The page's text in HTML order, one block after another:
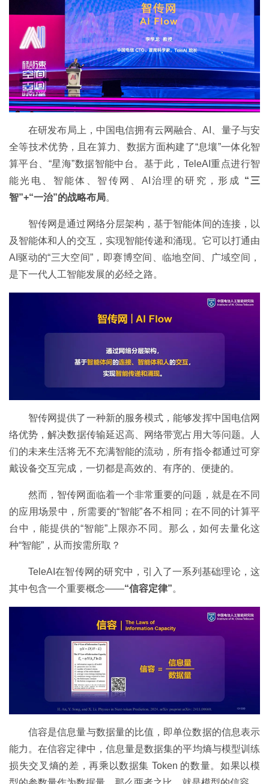
在研发布局上，中国电信拥有云网融合、AI、量子与安
全等技术优势，且在算力、数据方面构建了“息壤”一体化智
算平台、“星海”数据智能中台。基于此，TeleAI重点进行智
能光电、智能体、智传网、AI治理的研究，形成 “三
智”+“一治”的战略布局。
智传网是通过网络分层架构，基于智能体间的连接，以
及智能体和人的交互，实现智能传递和涌现。它可以打通由
AI驱动的“三大空间”，即赛博空间、临地空间、广域空间，
是下一代人工智能发展的必经之路。
智传网提供了一种新的服务模式，能够发挥中国电信网
络优势，解决数据传输延迟高、网络带宽占用大等问题。人
们的未来生活将无不充满智能的流动，所有指令都通过可穿
戴设备交互完成，一切都是高效的、有序的、便捷的。
然而，智传网面临着一个非常重要的问题，就是在不同
的应用场景中，所需要的“智能”各不相同；在不同的计算平
台中，能提供的“智能”上限亦不同。那么，如何去量化这
种“智能”，从而按需所取？
TeleAI在智传网的研究中，引入了一系列基础理论，这
其中包含一个重要概念——“信容定律”。
信容是信息量与数据量的比值，即单位数据的信息表示
能力。在信容定律中，信息量是数据集的平均熵与模型训练
损失交叉熵的差，再乘以数据集 Token 的数量。如果以模